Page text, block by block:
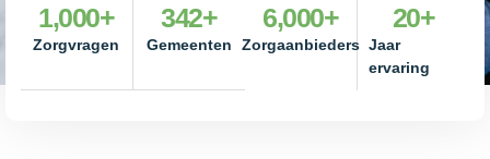
Zorgvragen
1,000+
Gemeenten
342+
Zorgaanbieders
6,000+
Jaar
ervaring
20+